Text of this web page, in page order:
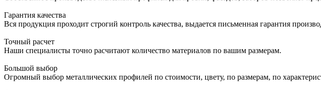
Гарантия качества
Вся продукция проходит строгий контроль качества, выдается письменная гарантия
Точный расчет
Наши специалисты точно расчитают количество материалов по вашим размерам.
Большой выбор
Огромный выбор металлических профилей по стоимости, цвету, по размерам, по